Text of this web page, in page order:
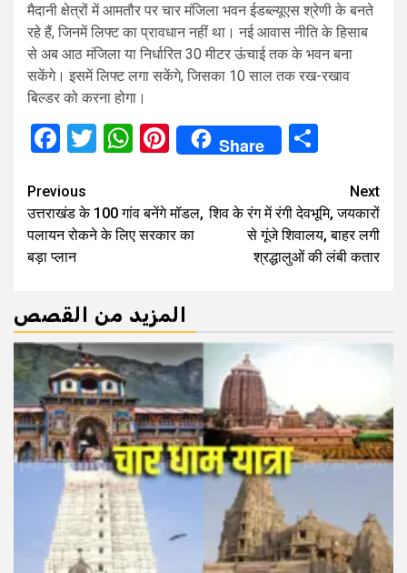
मैदानी क्षेत्रों में आमतौर पर चार मंजिला भवन ईडब्ल्यूएस श्रेणी के बनते
रहे हैं, जिनमें लिफ्ट का प्रावधान नहीं था। नई आवास नीति के हिसाब
से अब आठ मंजिला या निर्धारित 30 मीटर ऊंचाई तक के भवन बना
सकेंगे। इसमें लिफ्ट लगा सकेंगे, जिसका 10 साल तक रख-रखाव
बिल्डर को करना होगा।
Facebook
TwitterWhatsApp
Pinterest
Share
Continue
Reading
Previous
उत्तराखंड के 100 गांव बनेंगे मॉडल,
पलायन रोकने के लिए सरकार का
बड़ा प्लान
Next
शिव के रंग में रंगी देवभूमि, जयकारों
से गूंजे शिवालय, बाहर लगी
श्रद्धालुओं की लंबी कतार
المزيد من القصص